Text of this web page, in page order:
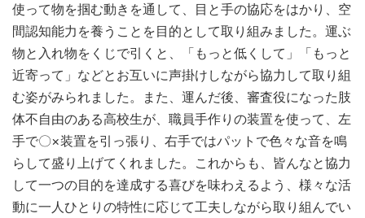
使って物を掴む動きを通して、目と手の協応をはかり、空
間認知能力を養うことを目的として取り組みました。運ぶ
物と入れ物をくじで引くと、「もっと低くして」「もっと
近寄って」などとお互いに声掛けしながら協力して取り組
む姿がみられました。また、運んだ後、審査役になった肢
体不自由のある高校生が、職員手作りの装置を使って、左
手で〇×装置を引っ張り、右手ではパットで色々な音を鳴
らして盛り上げてくれました。これからも、皆んなと協力
して一つの目的を達成する喜びを味わえるよう、様々な活
動に一人ひとりの特性に応じて工夫しながら取り組んでい